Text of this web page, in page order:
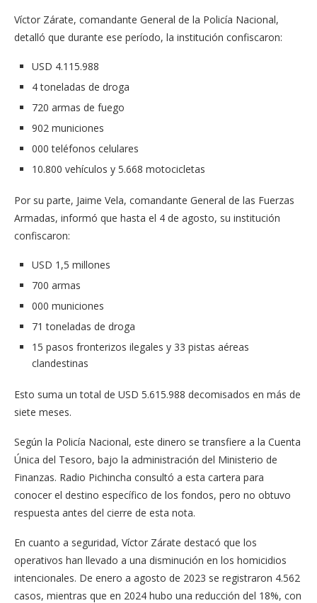
Víctor Zárate, comandante General de la Policía Nacional,
detalló que durante ese período, la institución confiscaron:
USD 4.115.988
4 toneladas de droga
720 armas de fuego
902 municiones
000 teléfonos celulares
10.800 vehículos y 5.668 motocicletas
Por su parte, Jaime Vela, comandante General de las Fuerzas
Armadas, informó que hasta el 4 de agosto, su institución
confiscaron:
USD 1,5 millones
700 armas
000 municiones
71 toneladas de droga
15 pasos fronterizos ilegales y 33 pistas aéreas
clandestinas
Esto suma un total de USD 5.615.988 decomisados en más de
siete meses.
Según la Policía Nacional, este dinero se transfiere a la Cuenta
Única del Tesoro, bajo la administración del Ministerio de
Finanzas. Radio Pichincha consultó a esta cartera para
conocer el destino específico de los fondos, pero no obtuvo
respuesta antes del cierre de esta nota.
En cuanto a seguridad, Víctor Zárate destacó que los
operativos han llevado a una disminución en los homicidios
intencionales. De enero a agosto de 2023 se registraron 4.562
casos, mientras que en 2024 hubo una reducción del 18%, con